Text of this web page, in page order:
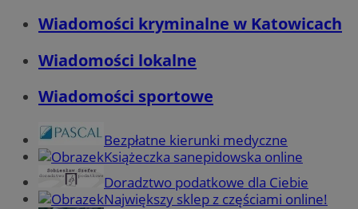
Wiadomości kryminalne w Katowicach
Wiadomości lokalne
Wiadomości sportowe
Bezpłatne kierunki medyczne
Książeczka sanepidowska online
Doradztwo podatkowe dla Ciebie
Największy sklep z częściami online!